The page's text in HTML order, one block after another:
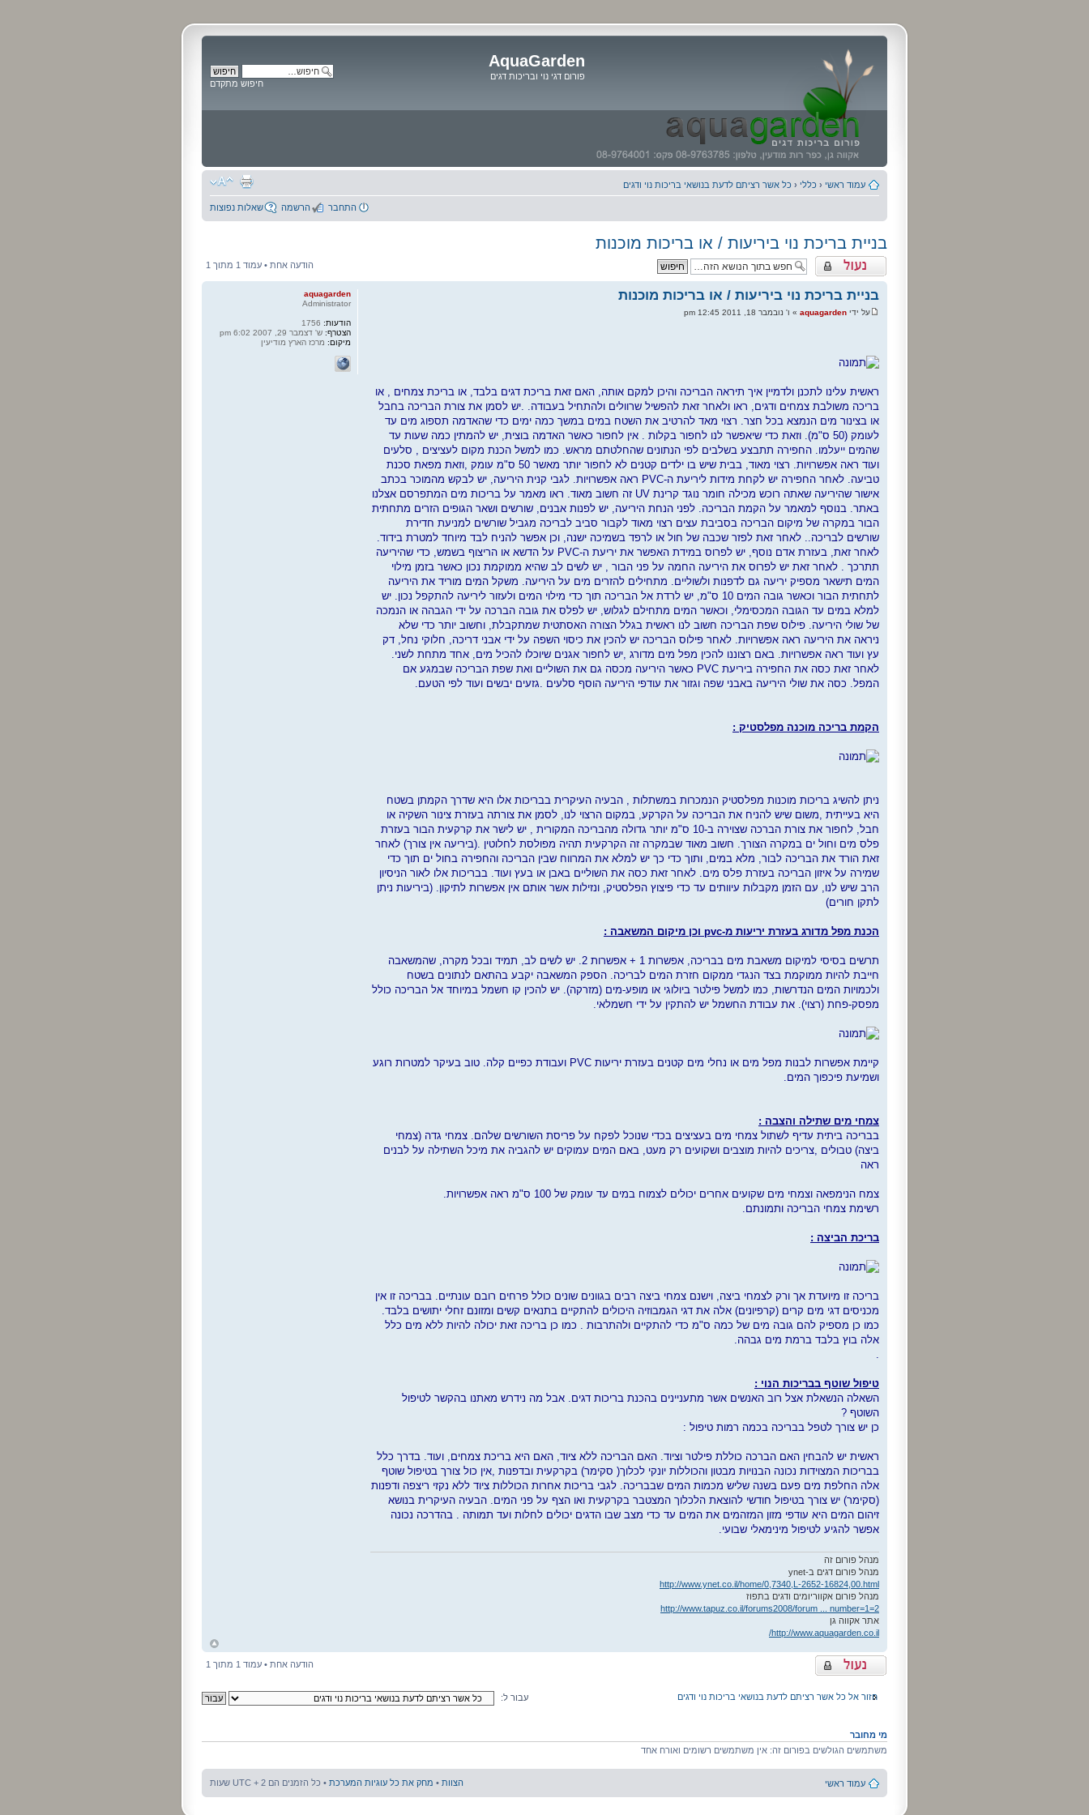
AquaGarden
פורום דגי נוי ובריכות דגים
לתוכן
חיפוש מתקדם
עמוד ראשי ‹ כללי ‹ כל אשר רציתם לדעת בנושאי בריכות נוי ודגים
שאלות נפוצות הרשמה התחבר
בניית בריכת נוי ביריעות / או בריכות מוכנות
נושא נעול הודעה אחת • עמוד 1 מתוך 1
בניית בריכת נוי ביריעות / או בריכות מוכנות
על ידי aquagarden » ו' נובמבר 18, 2011 12:45 pm
ראשית עלינו לתכנן ולדמיין איך תיראה הבריכה והיכן למקם אותה, האם זאת בריכת דגים בלבד, או בריכת צמחים , או
בריכה משולבת צמחים ודגים, ראו ולאחר זאת להפשיל שרוולים ולהתחיל בעבודה. .יש לסמן את צורת הבריכה בחבל
או בצינור מים הנמצא בכל חצר. רצוי מאד להרטיב את השטח במים במשך כמה ימים כדי שהאדמה תספוג מים עד
לעומק (50 ס"מ). וזאת כדי שיאפשר לנו לחפור בקלות . אין לחפור כאשר האדמה בוצית, יש להמתין כמה שעות עד
שהמים ייעלמו. החפירה תתבצע בשלבים לפי הנתונים שהחלטתם מראש. כמו למשל הכנת מקום לעציצים , סלעים
ועוד ראה אפשרויות. רצוי מאוד, בבית שיש בו ילדים קטנים לא לחפור יותר מאשר 50 ס"מ עומק ,וזאת מפאת סכנת
טביעה. לאחר החפירה יש לקחת מידות ליריעת ה-PVC ראה אפשרויות. לגבי קנית היריעה, יש לבקש מהמוכר בכתב
אישור שהיריעה שאתה רוכש מכילה חומר נוגד קרינת UV זה חשוב מאוד. ראו מאמר על בריכות מים המתפרסם אצלנו
באתר. בנוסף למאמר על הקמת הבריכה. לפני הנחת היריעה, יש לפנות אבנים, שורשים ושאר הגופים הזרים מתחתית
הבור במקרה של מיקום הבריכה בסביבת עצים רצוי מאוד לקבור סביב לבריכה מגביל שורשים למניעת חדירת
שורשים לבריכה.. לאחר זאת לפזר שכבה של חול או לרפד בשמיכה ישנה, וכן אפשר להניח לבד מיוחד למטרת בידוד.
לאחר זאת, בעזרת אדם נוסף, יש לפרוס במידת האפשר את יריעת ה-PVC על הדשא או הריצוף בשמש, כדי שהיריעה
תתרכך . לאחר זאת יש לפרוס את היריעה החמה על פני הבור , יש לשים לב שהיא ממוקמת נכון כאשר בזמן מילוי
המים תישאר מספיק יריעה גם לדפנות ולשוליים. מתחילים להזרים מים על היריעה. משקל המים מוריד את היריעה
לתחתית הבור וכאשר גובה המים 10 ס"מ, יש לרדת אל הבריכה תוך כדי מילוי המים ולעזור ליריעה להתקפל נכון. יש
למלא במים עד הגובה המכסימלי, וכאשר המים מתחילם לגלוש, יש לפלס את גובה הברכה על ידי הגבהה או הנמכה
של שולי היריעה. פילוס שפת הבריכה חשוב לנו ראשית בגלל הצורה האסתטית שמתקבלת, וחשוב יותר כדי שלא
ניראה את היריעה ראה אפשרויות. לאחר פילוס הבריכה יש להכין את כיסוי השפה על ידי אבני דריכה, חלוקי נחל, דק
עץ ועוד ראה אפשרויות. באם רצוננו להכין מפל מים מדורג ,יש לחפור אגנים שיוכלו להכיל מים, אחד מתחת לשני.
לאחר זאת כסה את החפירה ביריעת PVC כאשר היריעה מכסה גם את השוליים ואת שפת הבריכה שבמגע אם
המפל. כסה את שולי היריעה באבני שפה וגזור את עודפי היריעה הוסף סלעים .גזעים יבשים ועוד לפי הטעם.
הקמת בריכה מוכנה מפלסטיק :
ניתן להשיג בריכות מוכנות מפלסטיק הנמכרות במשתלות , הבעיה העיקרית בבריכות אלו היא שדרך הקמתן בשטח
היא בעייתית ,משום שיש להניח את הבריכה על הקרקע, במקום הרצוי לנו, לסמן את צורתה בעזרת צינור השקיה או
חבל, לחפור את צורת הברכה שצוירה ב-10 ס"מ יותר גדולה מהבריכה המקורית , יש לישר את קרקעית הבור בעזרת
פלס מים וחול ים במקרה הצורך. חשוב מאוד שבמקרה זה הקרקעית תהיה מפולסת לחלוטין .(ביריעה אין צורך) לאחר
זאת הורד את הבריכה לבור, מלא במים, ותוך כדי כך יש למלא את המרווח שבין הבריכה והחפירה בחול ים תוך כדי
שמירה על איזון הבריכה בעזרת פלס מים. לאחר זאת כסה את השוליים באבן או בעץ ועוד. בבריכות אלו לאור הניסיון
הרב שיש לנו, עם הזמן מקבלות עיוותים עד כדי פיצוץ הפלסטיק, ונזילות אשר אותם אין אפשרות לתיקון. (ביריעות ניתן
לתקן חורים)
הכנת מפל מדורג בעזרת יריעות מ-pvc וכן מיקום המשאבה :
תרשים בסיסי למיקום משאבת מים בבריכה, אפשרות 1 + אפשרות 2. יש לשים לב, תמיד ובכל מקרה, שהמשאבה
חייבת להיות ממוקמת בצד הנגדי ממקום חזרת המים לבריכה. הספק המשאבה יקבע בהתאם לנתונים בשטח
ולכמויות המים הנדרשות, כמו למשל פילטר ביולוגי או מופע-מים (מזרקה). יש להכין קו חשמל במיוחד אל הבריכה כולל
מפסק-פחת (רצוי). את עבודת החשמל יש להתקין על ידי חשמלאי.
קיימת אפשרות לבנות מפל מים או נחלי מים קטנים בעזרת יריעות PVC ועבודת כפיים קלה. טוב בעיקר למטרות רוגע
ושמיעת פיכפוך המים.
צמחי מים שתילה והצבה :
בבריכה ביתית עדיף לשתול צמחי מים בעציצים בכדי שנוכל לפקח על פריסת השורשים שלהם. צמחי גדה (צמחי
ביצה) טבולים ,צריכים להיות מוצבים ושקועים רק מעט, באם המים עמוקים יש להגביה את מיכל השתילה על לבנים
ראה
צמח הנימפאה וצמחי מים שקועים אחרים יכולים לצמוח במים עד עומק של 100 ס"מ ראה אפשרויות.
רשימת צמחי הבריכה ותמונתם.
בריכת הביצה :
בריכה זו מיועדת אך ורק לצמחי ביצה, וישנם צמחי ביצה רבים בגוונים שונים כולל פרחים רובם עונתיים. בבריכה זו אין
מכניסים דגי מים קרים (קרפיונים) אלה את דגי הגמבוזיה היכולים להתקיים בתנאים קשים ומזונם זחלי יתושים בלבד.
כמו כן מספיק להם גובה מים של כמה ס"מ כדי להתקיים ולהתרבות . כמו כן בריכה זאת יכולה להיות ללא מים כלל
אלה בוץ בלבד ברמת מים גבהה.
.
טיפול שוטף בבריכות הנוי :
השאלה הנשאלת אצל רוב האנשים אשר מתעניינים בהכנת בריכות דגים. אבל מה נידרש מאתנו בהקשר לטיפול
השוטף ?
כן יש צורך לטפל בבריכה בכמה רמות טיפול :
ראשית יש להבחין האם הברכה כוללת פילטר וציוד. האם הבריכה ללא ציוד, האם היא בריכת צמחים, ועוד. בדרך כלל
בבריכות המצוידות נכונה הבנויות מבטון והכוללות יונקי לכלוך( סקימר) בקרקעית ובדפנות ,אין כול צורך בטיפול שוטף
אלה החלפת מים פעם בשנה שליש מכמות המים שבבריכה. לגבי בריכות אחרות הכוללות ציוד ללא נקזי ריצפה ודפנות
(סקימר) יש צורך בטיפול חודשי להוצאת הלכלוך המצטבר בקרקעית ואו הצף על פני המים. הבעיה העיקרית בנושא
זיהום המים היא עודפי מזון המזהמים את המים עד כדי מצב שבו הדגים יכולים לחלות ועד תמותה . בהדרכה נכונה
אפשר להגיע לטיפול מינימאלי שבועי.
מנהל פורום זה
מנהל פורום דגים ב-ynet
http://www.ynet.co.il/home/0,7340,L-2652-16824,00.html
מנהל פורום אקווריומים ודגים בתפוז
http://www.tapuz.co.il/forums2008/forum ... number=1=2
אתר אקווה גן
http://www.aquagarden.co.il/
aquagarden
Administrator
הודעות:
הצטרף: ש' דצמבר 29, 2007 6:02 pm
מיקום: מרכז הארץ מודיעין
נושא נעול הודעה אחת • עמוד 1 מתוך 1
חזור אל כל אשר רציתם לדעת בנושאי בריכות נוי ודגים עבור ל:
מי מחובר
משתמשים הגולשים בפורום זה: אין משתמשים רשומים ואורח אחד
עמוד ראשי הצוות • מחק את כל עוגיות המערכת • כל הזמנים הם UTC + 2 שעות